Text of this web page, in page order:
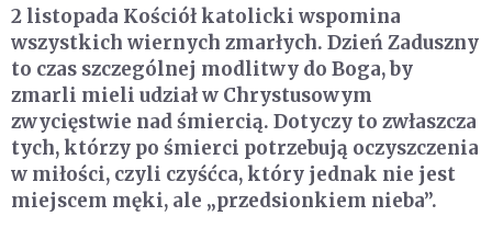
2 listopada Kościół katolicki wspomina
wszystkich wiernych zmarłych. Dzień Zaduszny
to czas szczególnej modlitwy do Boga, by
zmarli mieli udział w Chrystusowym
zwycięstwie nad śmiercią. Dotyczy to zwłaszcza
tych, którzy po śmierci potrzebują oczyszczenia
w miłości, czyli czyśćca, który jednak nie jest
miejscem męki, ale „przedsionkiem nieba”.